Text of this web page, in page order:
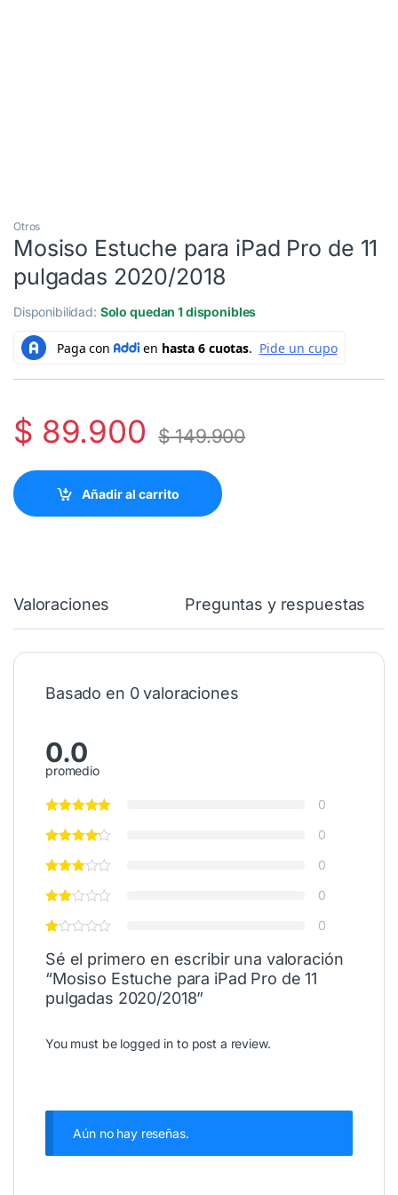
Otros
Mosiso Estuche para iPad Pro de 11
pulgadas 2020/2018
Disponibilidad: Solo quedan 1 disponibles
$ 89.900 $149.900
Añadir al carrito
Valoraciones Preguntas y respuestas
Basado en 0 valoraciones
0.0
promedio
0
0
0
0
0
Sé el primero en escribir una valoración
“Mosiso Estuche para iPad Pro de 11
pulgadas 2020/2018”
You must be logged in to post a review.
Aún no hay reseñas.